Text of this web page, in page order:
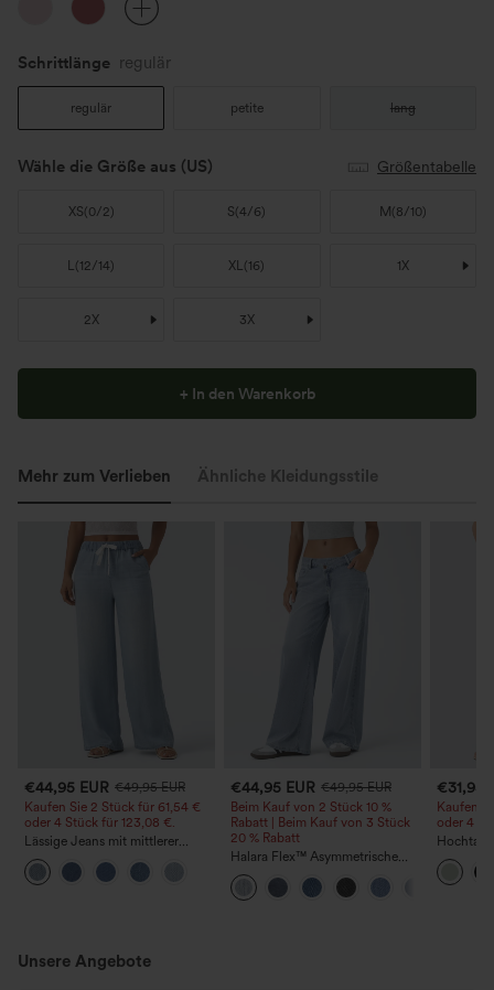
Schrittlänge️ regulär
regulär petite lang
Wähle die Größe aus (US) Größentabelle
XS(0/2) S(4/6) M (8/10)
L(12/14) XL(16) 1X
2X 3X
+ In den Warenkorb
Mehr zum Verlieben Ähnliche Kleidungsstile
€44,95 EUR €49,95 EUR
Kaufen Sie 2 Stück für 61,54 €
oder 4 Stück für 123,08 €.
Lässige Jeans mit mittlerer
Bundhöhe, Kordelzug und
Taschen
€44,95 EUR €49,95 EUR
Beim Kauf von 2 Stück 10 %
Rabatt | Beim Kauf von 3 Stück
20 % Rabatt
Halara Flex™ Asymmetrische
Low-Rise-Jeans mit
Reißverschlusstaschen, Baggy-
Stil, weitem Bein, gewaschen,
€31,95
Kaufen
oder 4
Bein,
Unsere Angebote